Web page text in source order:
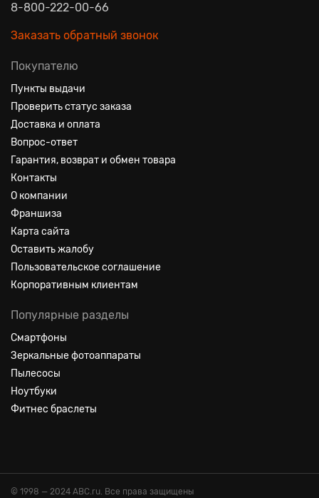
8-800-222-00-66
Заказать обратный звонок
Покупателю
Пункты выдачи
Проверить статус заказа
Доставка и оплата
Вопрос-ответ
Гарантия, возврат и обмен товара
Контакты
О компании
Франшиза
Карта сайта
Оставить жалобу
Пользовательское соглашение
Корпоративным клиентам
Популярные разделы
Смартфоны
Зеркальные фотоаппараты
Пылесосы
Ноутбуки
Фитнес браслеты
© 1998 — 2024 ABC.ru. Все права защищены